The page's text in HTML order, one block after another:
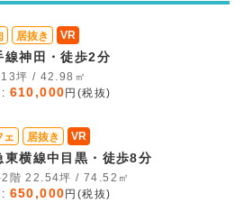
居抜き VR
線神田・徒歩2分
1階 13坪 / 42.98㎡
610,000 円(税抜)
ェ 居抜き VR
東横線中目黒・徒歩8分
1階-2階 22.54坪 / 74.52㎡
650,000 円(税抜)